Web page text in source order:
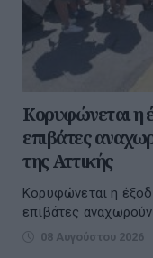
Κορυφώνεται η
επιβάτες
της Αττικής
Κορυφώνεται η
επιβάτες
08 Αυγούστου 2026